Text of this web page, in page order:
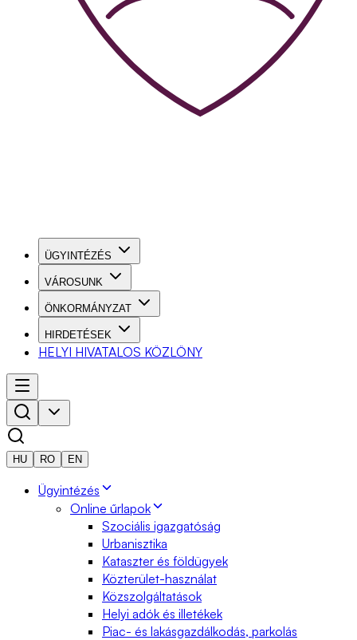
ÜGYINTÉZÉS
VÁROSUNK
ÖNKORMÁNYZAT
HIRDETÉSEK
HELYI HIVATALOS KÖZLÖNY
HU RO EN
Ügyintézés
Online űrlapok
Szociális igazgatóság
Urbanisztika
Kataszter és földügyek
Közterület-használat
Közszolgáltatások
Helyi adók és illetékek
Piac- és lakásgazdálkodás, parkolás